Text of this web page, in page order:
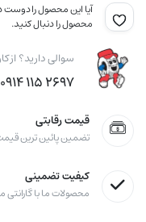
آیا این محصول را دوست
محصول را دنبال کنید.
سوالی دارید؟ از
۲۶۹۷ ۱۱۵ ۰۹۱۴ (۹۸+)
قیمت رقابتی
تضمین پائین ترین قیمت
کیفیت تضمینی
محصولات ما با